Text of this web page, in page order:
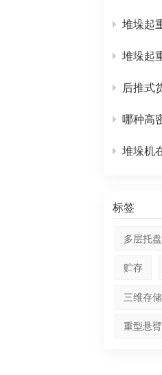
堆垛起重机
堆垛起重机在
后推式货
哪种高密度存
堆垛机在自
标签
多层托
贮存
三维存储
重型悬